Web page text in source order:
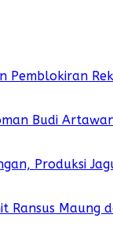
Pemblokiran
Budi
Produksi
Ransus